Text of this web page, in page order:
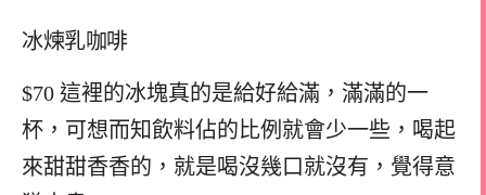
冰煉乳咖啡
$70 這裡的冰塊真的是給好給滿，滿滿的一
杯，可想而知飲料佔的比例就會少一些，喝起
來甜甜香香的，就是喝沒幾口就沒有，覺得意